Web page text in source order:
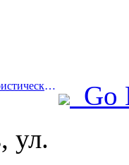
Prev:Число международных туристических прибытий в мире в первой половине года увеличилось на 5% в годовом исчислении
Go
ул.